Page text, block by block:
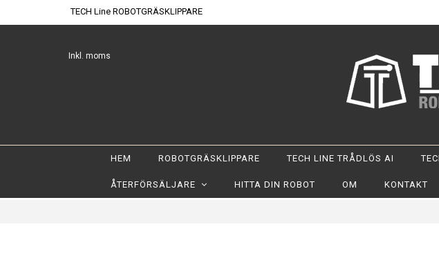
TECH Line ROBOTGRÄSKLIPPARE
Inkl. moms
HEM ROBOTGRÄSKLIPPARE TECH LINE TRÅDLÖS AI
ÅTERFÖRSÄLJARE HITTA DIN ROBOT OM KONTAKT